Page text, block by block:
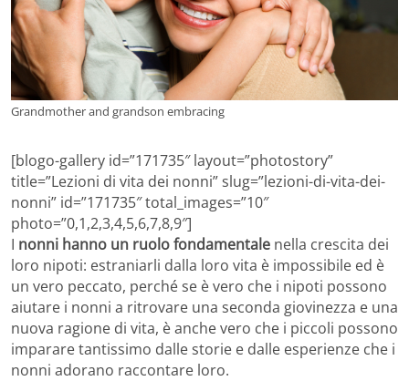
Grandmother and grandson embracing
[blogo-gallery id=”171735″ layout=”photostory”
title=”Lezioni di vita dei nonni” slug=”lezioni-di-vita-dei-
nonni” id=”171735″ total_images=”10″
photo=”0,1,2,3,4,5,6,7,8,9″]
I nonni hanno un ruolo fondamentale nella crescita dei
loro nipoti: estraniarli dalla loro vita è impossibile ed è
un vero peccato, perché se è vero che i nipoti possono
aiutare i nonni a ritrovare una seconda giovinezza e una
nuova ragione di vita, è anche vero che i piccoli possono
imparare tantissimo dalle storie e dalle esperienze che i
nonni adorano raccontare loro.